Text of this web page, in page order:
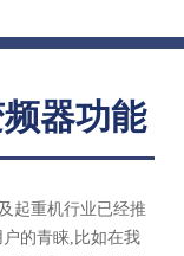
器功能
起重机行业已经推
的青睐,比如在我